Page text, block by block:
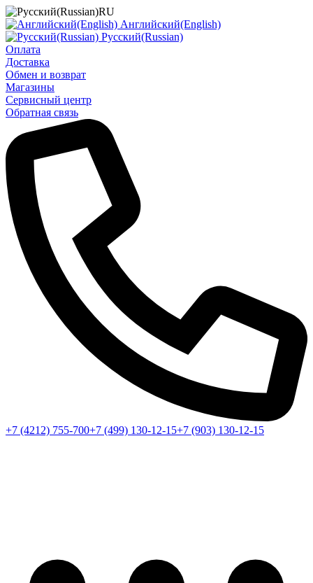
RU
Английский(English)
Русский(Russian)
Оплата
Доставка
Обмен и возврат
Магазины
Сервисный центр
Обратная связь
+7 (4212) 755-700+7 (499) 130-12-15+7 (903) 130-12-15